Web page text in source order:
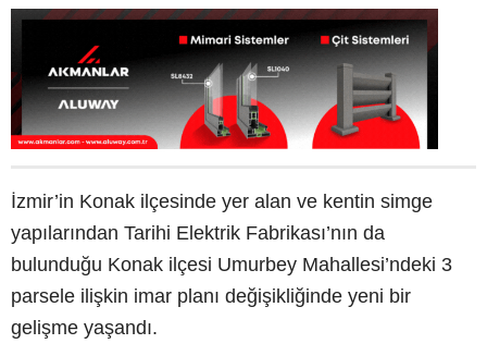
İzmir’in Konak ilçesinde yer alan ve kentin simge
yapılarından Tarihi Elektrik Fabrikası’nın da
bulunduğu Konak ilçesi Umurbey Mahallesi’ndeki 3
parsele ilişkin imar planı değişikliğinde yeni bir
gelişme yaşandı.